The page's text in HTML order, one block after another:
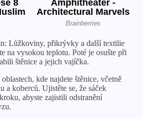
Lůžkoviny, přikrývky a další textilie
na vysokou teplotu. Poté je osušte při
štěnice a jejich vajíčka.
kde najdete štěnice, včetně
a koberců. Ujistěte se, že sáček
abyste zajistili odstranění